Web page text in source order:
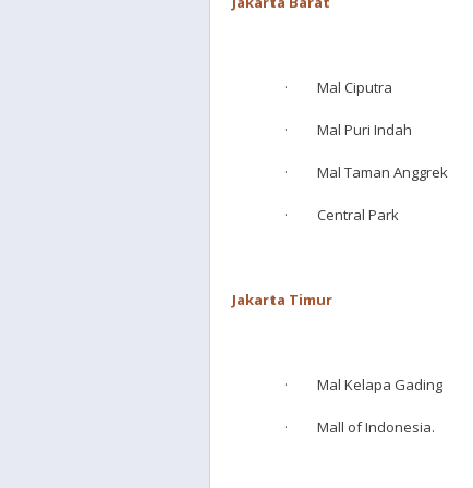
· Mal Ciputra
· Mal Puri Indah
· Mal Taman Anggrek
· Central Park
Jakarta Timur
· Mal Kelapa Gading
· Mall of Indonesia.